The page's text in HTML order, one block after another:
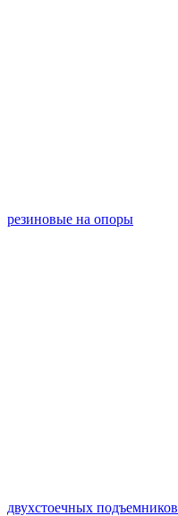
резиновые на опоры
двухстоечных подъемников